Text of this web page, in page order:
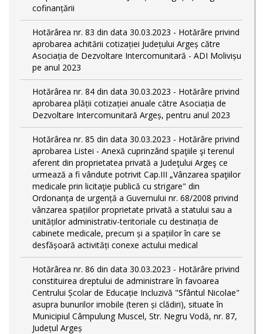
cofinanțării
Hotărârea nr. 83 din data 30.03.2023 - Hotărâre privind
aprobarea achitării cotizației Județului Argeș către
Asociația de Dezvoltare Intercomunitară - ADI Molivișu
pe anul 2023
Hotărârea nr. 84 din data 30.03.2023 - Hotărâre privind
aprobarea plății cotizației anuale către Asociația de
Dezvoltare Intercomunitară Argeș, pentru anul 2023
Hotărârea nr. 85 din data 30.03.2023 - Hotărâre privind
aprobarea Listei - Anexă cuprinzând spaţiile şi terenul
aferent din proprietatea privată a Judeţului Argeş ce
urmează a fi vândute potrivit Cap.III „Vânzarea spaţiilor
medicale prin licitaţie publică cu strigare" din
Ordonanța de urgență a Guvernului nr. 68/2008 privind
vânzarea spațiilor proprietate privată a statului sau a
unităților administrativ-teritoriale cu destinația de
cabinete medicale, precum și a spațiilor în care se
desfășoară activități conexe actului medical
Hotărârea nr. 86 din data 30.03.2023 - Hotărâre privind
constituirea dreptului de administrare în favoarea
Centrului Școlar de Educație Incluzivă "Sfântul Nicolae"
asupra bunurilor imobile (teren și clădiri), situate în
Municipiul Câmpulung Muscel, Str. Negru Vodă, nr. 87,
Județul Argeș